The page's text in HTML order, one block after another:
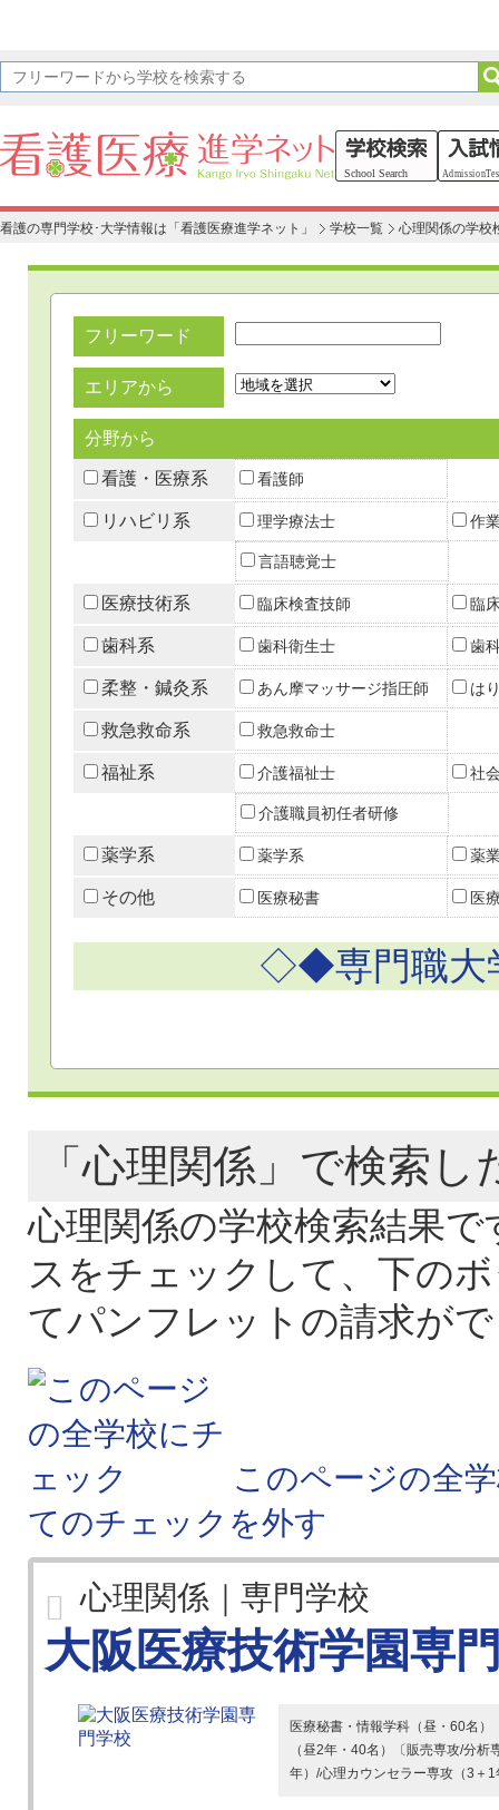
看護の専門学校･大学情報は「看護医療進学ネット」 学校一覧 心理関係の学校
フリーワード
エリアから
分野から
看護・医療系 看護師
リハビリ系 理学療法士 作
言語聴覚士
医療技術系 臨床検査技師 臨
歯科系 歯科衛生士 歯
柔整・鍼灸系 あん摩マッサージ指圧師 は
救急救命系 救急救命士
福祉系 介護福祉士 社
介護職員初任者研修
薬学系 薬学系 薬
その他 医療秘書 医
◇◆専門職大
「心理関係」で検索
心理関係の学校検索結果
スをチェックして、下の
てパンフレットの請求が
このページの全
てのチェックを外す
心理関係｜専門学校
大阪医療技術学園専
医療秘書・情報学科（昼・60名
（昼2年・40名）〔販売専攻/分
年）/心理カウンセラー専攻（3＋